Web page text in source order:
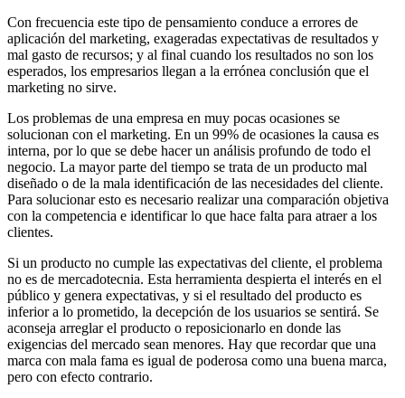
Con frecuencia este tipo de pensamiento conduce a errores de
aplicación del marketing, exageradas expectativas de resultados y
mal gasto de recursos; y al final cuando los resultados no son los
esperados, los empresarios llegan a la errónea conclusión que el
marketing no sirve.
Los problemas de una empresa en muy pocas ocasiones se
solucionan con el marketing. En un 99% de ocasiones la causa es
interna, por lo que se debe hacer un análisis profundo de todo el
negocio. La mayor parte del tiempo se trata de un producto mal
diseñado o de la mala identificación de las necesidades del cliente.
Para solucionar esto es necesario realizar una comparación objetiva
con la competencia e identificar lo que hace falta para atraer a los
clientes.
Si un producto no cumple las expectativas del cliente, el problema
no es de mercadotecnia. Esta herramienta despierta el interés en el
público y genera expectativas, y si el resultado del producto es
inferior a lo prometido, la decepción de los usuarios se sentirá. Se
aconseja arreglar el producto o reposicionarlo en donde las
exigencias del mercado sean menores. Hay que recordar que una
marca con mala fama es igual de poderosa como una buena marca,
pero con efecto contrario.